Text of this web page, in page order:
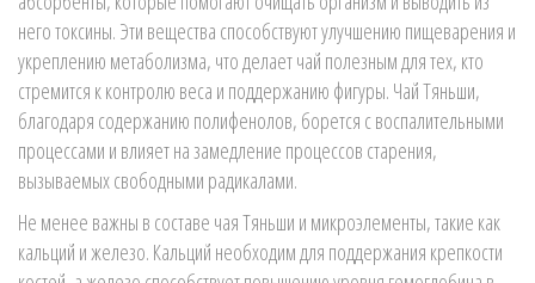
него токсины. Эти вещества способствуют улучшению пищеварения и
укреплению метаболизма, что делает чай полезным для тех, кто
стремится к контролю веса и поддержанию фигуры. Чай Тяньши,
благодаря содержанию полифенолов, борется с воспалительными
процессами и влияет на замедление процессов старения,
вызываемых свободными радикалами.
Не менее важны в составе чая Тяньши и микроэлементы, такие как
кальций и железо. Кальций необходим для поддержания крепкости